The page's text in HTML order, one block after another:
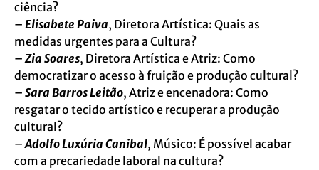
ciência?
– Elisabete Paiva, Diretora Artística: Quais as
medidas urgentes para a Cultura?
–Zia Soares, Diretora Artística e Atriz: Como
democratizar o acesso à fruição e produção cultural?
– Sara Barros Leitão, Atriz e encenadora: Como
resgatar o tecido artístico e recuperar a produção
cultural?
–Adolfo Luxúria Canibal, Músico: É possível acabar
com a precariedade laboral na cultura?